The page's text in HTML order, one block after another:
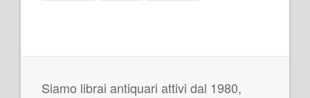
Siamo librai antiquari attivi dal 1980,